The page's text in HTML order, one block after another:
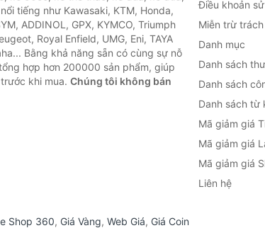
tiếng như Kawasaki, KTM, Honda,
ADDINOL, GPX, KYMCO, Triumph
Royal Enfield, UMG, Eni, TAYA
Bằng khả năng sẵn có cùng sự nỗ
hợp hơn 200000 sản phẩm, giúp
khi mua. Chúng tôi không bán
Điều khoản
Miễn trừ trách
Danh mục
Danh sách
Danh sách
Danh sách từ
Mã giảm giá
Mã giảm giá
Mã giảm giá
Liên hệ
Shop 360, Giá Vàng, Web Giá, Giá Coin